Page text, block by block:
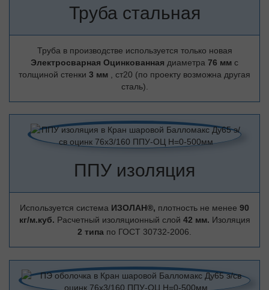
Труба стальная
Труба в производстве используется только новая
Электросварная Оцинкованная диаметра 76 мм с
толщиной стенки 3 мм , ст20 (по проекту возможна другая
сталь).
ППУ изоляция
Используется система ИЗОЛАН®, плотность не менее 90
кг/м.куб. Расчетный изоляционный слой 42 мм. Изоляция
2 типа по ГОСТ 30732-2006.